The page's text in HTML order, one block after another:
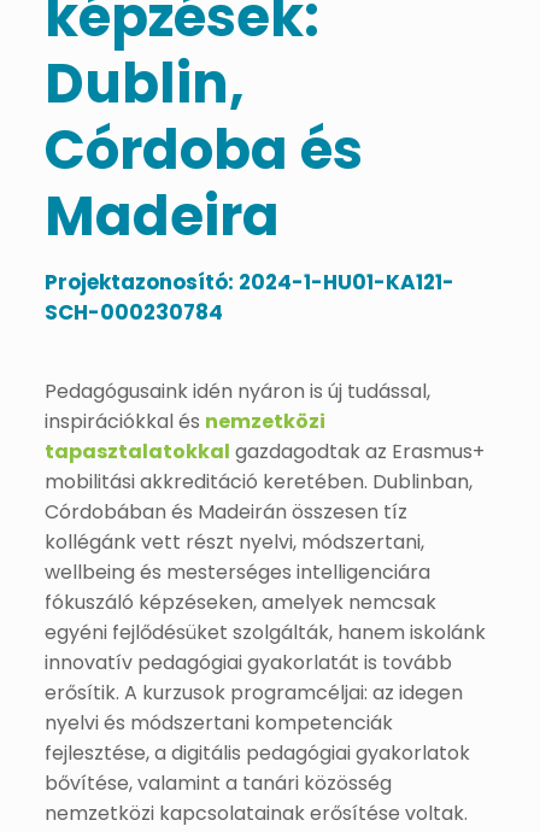
képzések:
Dublin,
Córdoba és
Madeira
Projektazonosító: 2024-1-HU01-KA121-
SCH-000230784
Pedagógusaink idén nyáron is új tudással,
inspirációkkal és nemzetközi
tapasztalatokkal gazdagodtak az Erasmus+
mobilitási akkreditáció keretében. Dublinban,
Córdobában és Madeirán összesen tíz
kollégánk vett részt nyelvi, módszertani,
wellbeing és mesterséges intelligenciára
fókuszáló képzéseken, amelyek nemcsak
egyéni fejlődésüket szolgálták, hanem iskolánk
innovatív pedagógiai gyakorlatát is tovább
erősítik. A kurzusok programcéljai: az idegen
nyelvi és módszertani kompetenciák
fejlesztése, a digitális pedagógiai gyakorlatok
bővítése, valamint a tanári közösség
nemzetközi kapcsolatainak erősítése voltak.